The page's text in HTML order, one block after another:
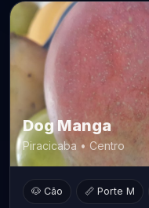
Dog Manga
Piracicaba • Centro
🐶 Cão 📏 Porte M